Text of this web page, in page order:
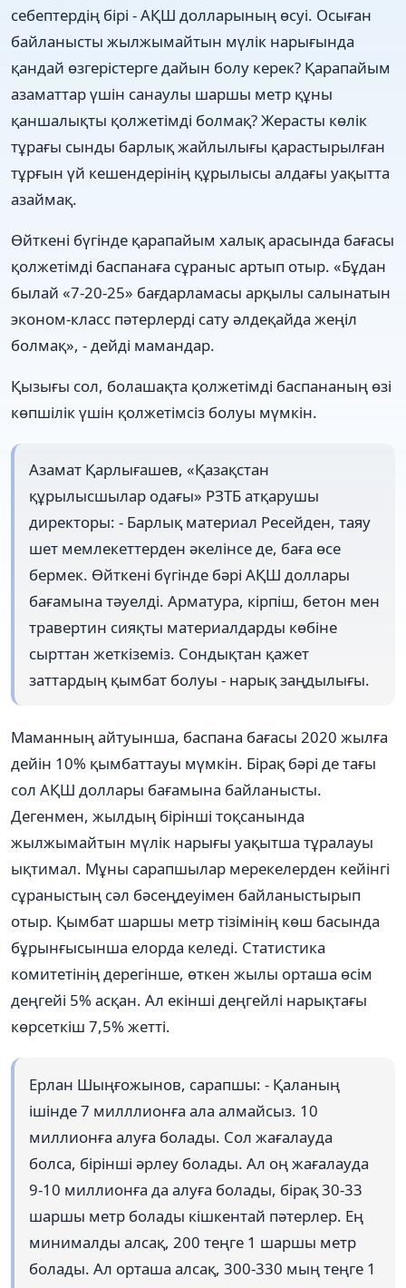
себептердің бірі - АҚШ долларының өсуі. Осыған
байланысты жылжымайтын мүлік нарығында
қандай өзгерістерге дайын болу керек? Қарапайым
азаматтар үшін санаулы шаршы метр құны
қаншалықты қолжетімді болмақ? Жерасты көлік
тұрағы сынды барлық жайлылығы қарастырылған
тұрғын үй кешендерінің құрылысы алдағы уақытта
азаймақ.
Өйткені бүгінде қарапайым халық арасында бағасы
қолжетімді баспанаға сұраныс артып отыр. «Бұдан
былай «7-20-25» бағдарламасы арқылы салынатын
эконом-класс пәтерлерді сату әлдеқайда жеңіл
болмақ», - дейді мамандар.
Қызығы сол, болашақта қолжетімді баспананың өзі
көпшілік үшін қолжетімсіз болуы мүмкін.
Азамат Қарлығашев, «Қазақстан
құрылысшылар одағы» РЗТБ атқарушы
директоры: - Барлық материал Ресейден, таяу
шет мемлекеттерден әкелінсе де, баға өсе
бермек. Өйткені бүгінде бәрі АҚШ доллары
бағамына тәуелді. Арматура, кірпіш, бетон мен
травертин сияқты материалдарды көбіне
сырттан жеткіземіз. Сондықтан қажет
заттардың қымбат болуы - нарық заңдылығы.
Маманның айтуынша, баспана бағасы 2020 жылға
дейін 10% қымбаттауы мүмкін. Бірақ бәрі де тағы
сол АҚШ доллары бағамына байланысты.
Дегенмен, жылдың бірінші тоқсанында
жылжымайтын мүлік нарығы уақытша тұралауы
ықтимал. Мұны сарапшылар мерекелерден кейінгі
сұраныстың сәл бәсеңдеуімен байланыстырып
отыр. Қымбат шаршы метр тізімінің көш басында
бұрынғысынша елорда келеді. Статистика
комитетінің дерегінше, өткен жылы орташа өсім
деңгейі 5% асқан. Ал екінші деңгейлі нарықтағы
көрсеткіш 7,5% жетті.
Ерлан Шыңғожынов, сарапшы: - Қаланың
ішінде 7 милллионға ала алмайсыз. 10
миллионға алуға болады. Сол жағалауда
болса, бірінші әрлеу болады. Ал оң жағалауда
9-10 миллионға да алуға болады, бірақ 30-33
шаршы метр болады кішкентай пәтерлер. Ең
минималды алсақ, 200 теңге 1 шаршы метр
болады. Ал орташа алсақ, 300-330 мың теңге 1